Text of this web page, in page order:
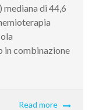
mediana di 44,6
in combinazione
Read more